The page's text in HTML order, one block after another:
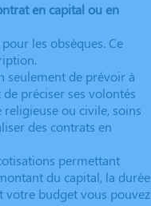
en capital ou en
les obsèques. Ce
seulement de prévoir à
préciser ses volontés
ou civile, soins
des contrats en
permettant
du capital, la durée
votre budget vous pouvez